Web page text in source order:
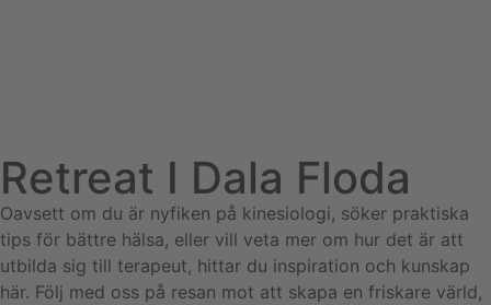
Retreat I Dala Floda
Oavsett om du är nyfiken på kinesiologi, söker praktiska
tips för bättre hälsa, eller vill veta mer om hur det är att
utbilda sig till terapeut, hittar du inspiration och kunskap
här. Följ med oss på resan mot att skapa en friskare värld,